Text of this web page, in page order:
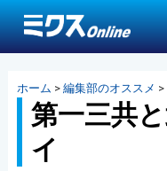
ホーム > 編集部のオススメ >
第一三共
イ